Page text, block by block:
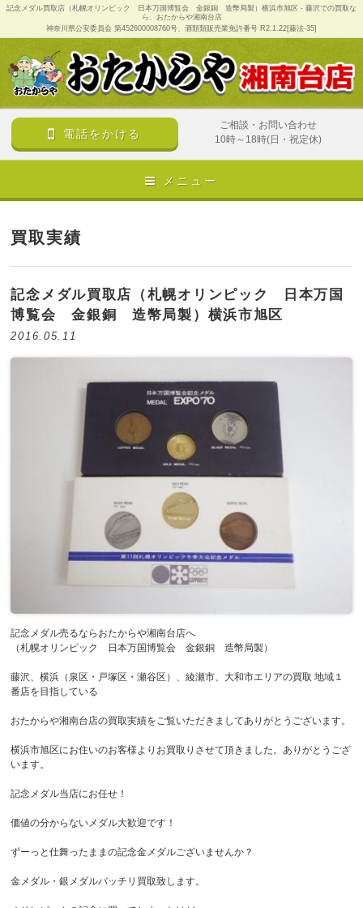
記念メダル買取店（札幌オリンピック 日本万国博覧会 金銀銅 造幣局製）横浜市旭区 - 藤沢での買取な
ら、おたからや湘南台店
神奈川県公安委員会 第452600008760号、酒類類販売業免許番号 R2.1.22[藤法-35]
電話をかける
ご相談・お問い合わせ
10時～18時(日・祝定休)
メニュー
買取実績
記念メダル買取店（札幌オリンピック 日本万国
博覧会 金銀銅 造幣局製）横浜市旭区
2016.05.11
記念メダル売るならおたからや湘南台店へ
（札幌オリンピック 日本万国博覧会 金銀銅 造幣局製）
藤沢、横浜（泉区・戸塚区・瀬谷区）、綾瀬市、大和市エリアの買取 地域１
番店を目指している
おたからや湘南台店の買取実績をご覧いただきましてありがとうございます。
横浜市旭区にお住いのお客様よりお買取りさせて頂きました。ありがとうござ
います。
記念メダル当店にお任せ！
価値の分からないメダル大歓迎です！
ずーっと仕舞ったままの記念金メダルございませんか？
金メダル・銀メダルバッチリ買取致します。